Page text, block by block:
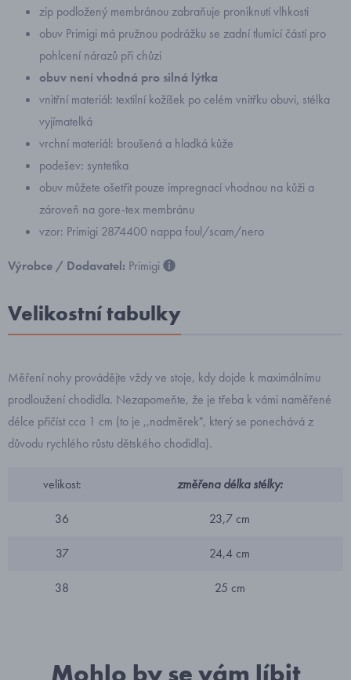
zip podložený membránou zabraňuje proniknutí vlhkosti
obuv Primigi má pružnou podrážku se zadní tlumící částí pro
pohlcení nárazů při chůzi
obuv není vhodná pro silná lýtka
vnitřní materiál: textilní kožíšek po celém vnitřku obuvi, stélka
vyjímatelká
vrchní materiál: broušená a hladká kůže
podešev: syntetika
obuv můžete ošetřit pouze impregnací vhodnou na kůži a
zároveň na gore-tex membránu
vzor: Primigi 2874400 nappa foul/scam/nero
Výrobce / Dodavatel: Primigi
Velikostní tabulky
Měření nohy provádějte vždy ve stoje, kdy dojde k maximálnímu
prodloužení chodidla. Nezapomeňte, že je třeba k vámi naměřené
délce přičíst cca 1 cm (to je ,,nadměrek", který se ponechává z
důvodu rychlého růstu dětského chodidla).
velikost: změřena délka stélky:
36 23,7 cm
37 24,4 cm
38 25 cm